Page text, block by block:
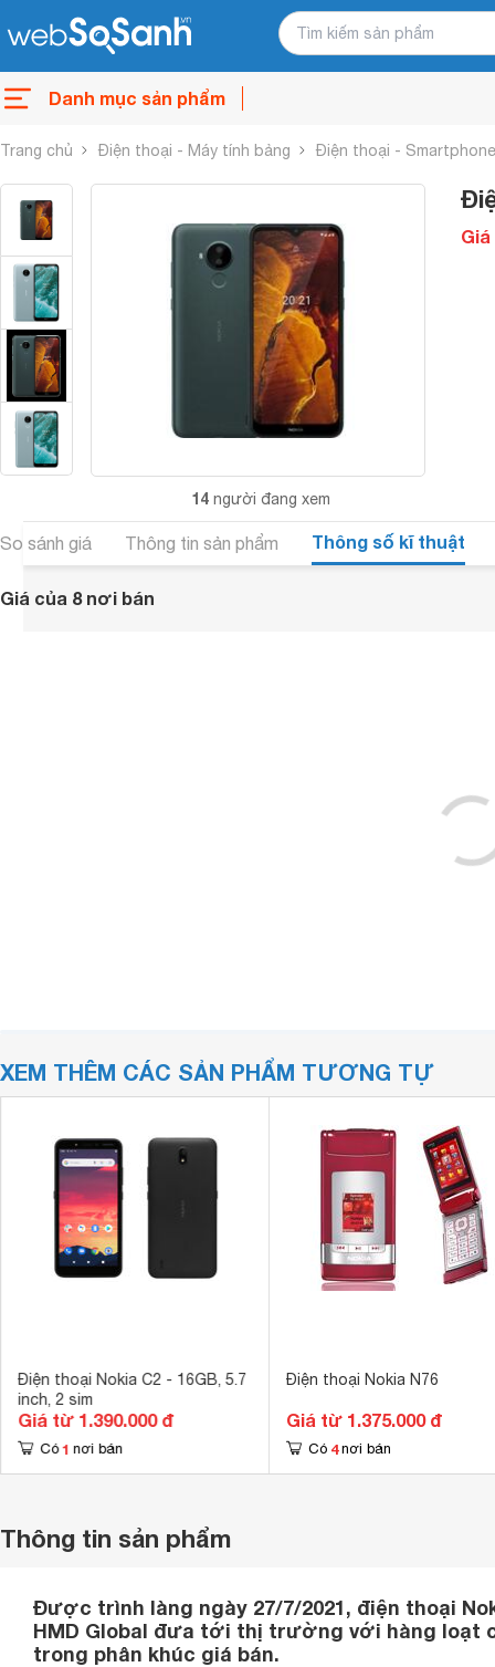
Danh mục sản phẩm
Trang chủ Điện thoại - Máy tính bảng Điện thoại - Smartphone
14 người đang xem
Giá
So sánh giá Thông tin sản phẩm Thông số kĩ thuật
Giá của 8 nơi bán
XEM THÊM CÁC SẢN PHẨM TƯƠNG TỰ
Điện thoại Nokia C2 - 16GB, 5.7
inch, 2 sim
Giá từ 1.390.000 đ
Có 1 nơi bán
Điện thoại Nokia N76
Giá từ 1.375.000 đ
Có 4 nơi bán
Thông tin sản phẩm
Được trình làng ngày 27/7/2021, điện thoại
HMD Global đưa tới thị trường với hàng loạt
trong phân khúc giá bán.